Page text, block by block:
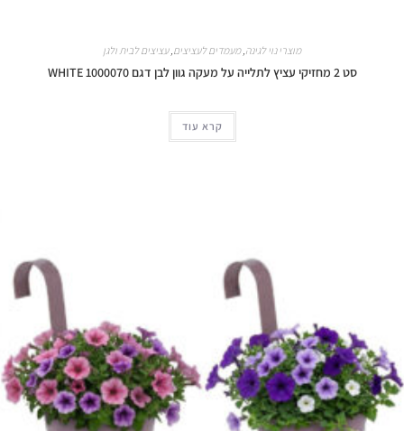
מוצרי נוי לגינה,מעמדים לעציצים,עציצים לבית ולגן
סט 2 מחזיקי עציץ לתלייה על מעקה גוון לבן דגם 1000070 WHITE
קרא עוד